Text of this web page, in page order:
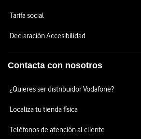
Tarifa social
Declaración Accesibilidad
Contacta con nosotros
¿Quieres ser distribuidor Vodafone?
Localiza tu tienda física
Teléfonos de atención al cliente